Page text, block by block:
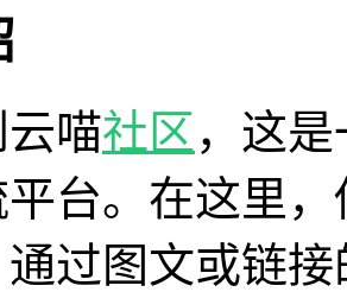
喵社区，这
台。在这里
通过图文或链